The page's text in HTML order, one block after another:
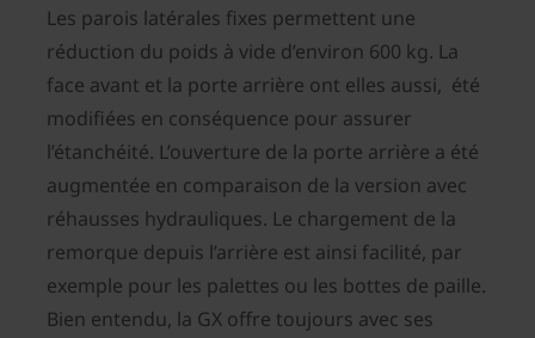
Les parois latérales fixes permettent une
réduction du poids à vide d’environ 600 kg. La
face avant et la porte arrière ont elles aussi, été
modifiées en conséquence pour assurer
l’étanchéité. L’ouverture de la porte arrière a été
augmentée en comparaison de la version avec
réhausses hydrauliques. Le chargement de la
remorque depuis l’arrière est ainsi facilité, par
exemple pour les palettes ou les bottes de paille.
Bien entendu, la GX offre toujours avec ses